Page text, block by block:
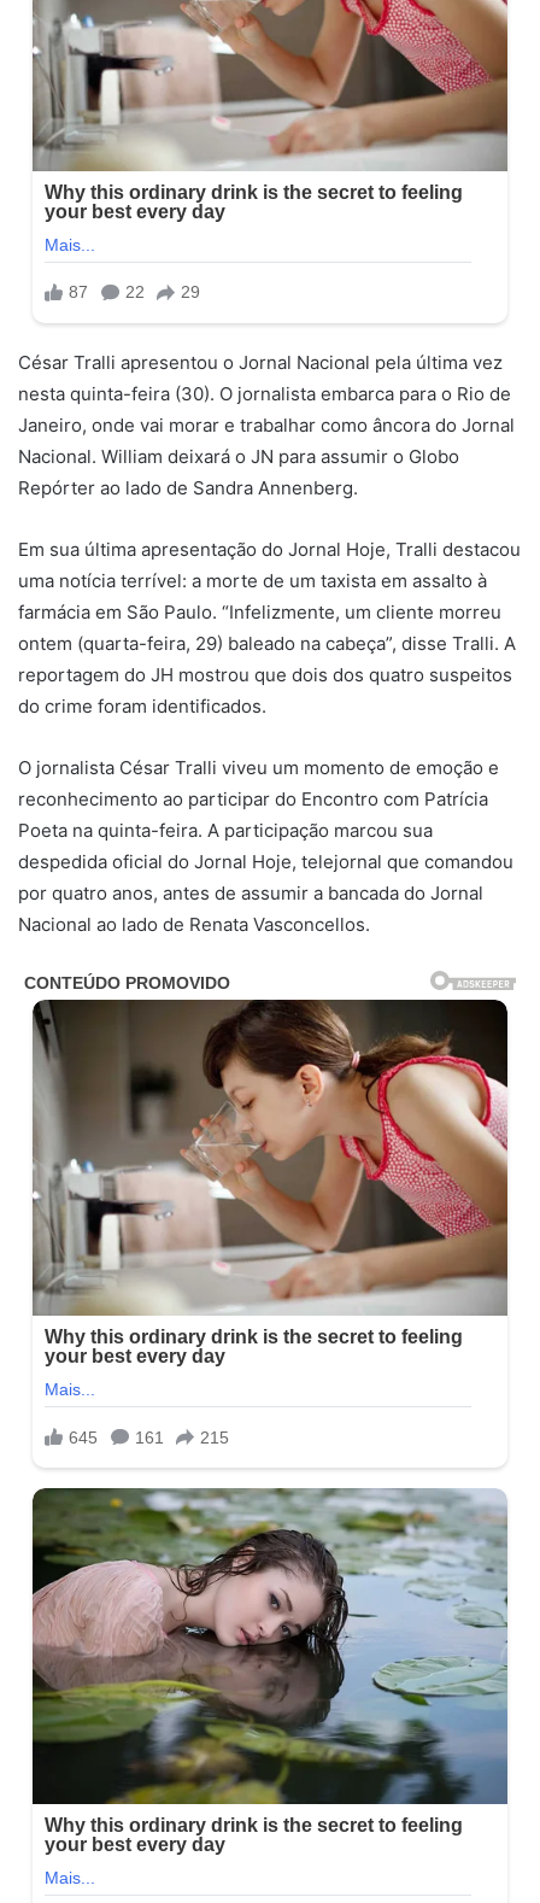
César Tralli apresentou o Jornal Nacional pela última vez
nesta quinta-feira (30). O jornalista embarca para o Rio de
Janeiro, onde vai morar e trabalhar como âncora do Jornal
Nacional. William deixará o JN para assumir o Globo
Repórter ao lado de Sandra Annenberg.
Em sua última apresentação do Jornal Hoje, Tralli destacou
uma notícia terrível: a morte de um taxista em assalto à
farmácia em São Paulo. “Infelizmente, um cliente morreu
ontem (quarta-feira, 29) baleado na cabeça”, disse Tralli. A
reportagem do JH mostrou que dois dos quatro suspeitos
do crime foram identificados.
O jornalista César Tralli viveu um momento de emoção e
reconhecimento ao participar do Encontro com Patrícia
Poeta na quinta-feira. A participação marcou sua
despedida oficial do Jornal Hoje, telejornal que comandou
por quatro anos, antes de assumir a bancada do Jornal
Nacional ao lado de Renata Vasconcellos.